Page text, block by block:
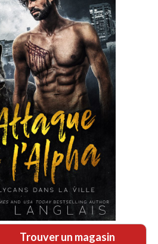
Trouver un magasin